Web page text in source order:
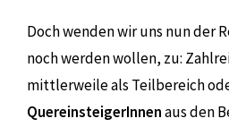
Doch wenden wir uns nun der
noch werden wollen, zu:
mittlerweile als Teilbereich
QuereinsteigerInnenaus den